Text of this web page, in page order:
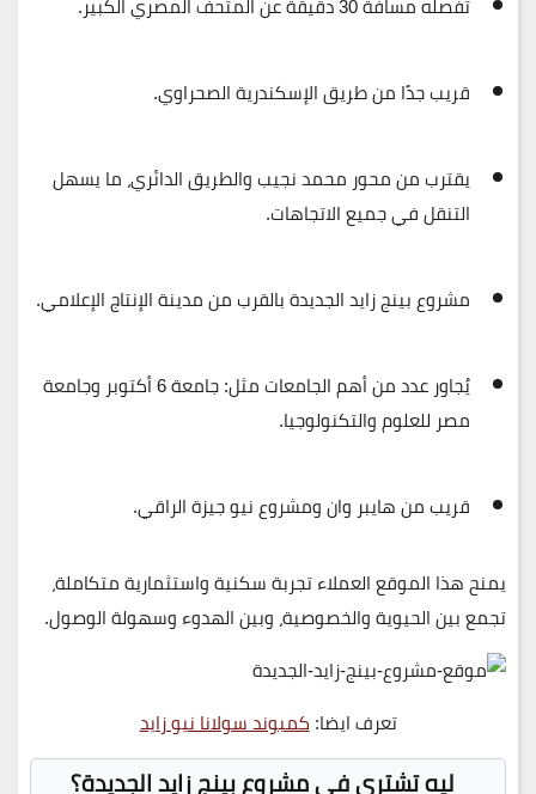
قريب جدًا منطريق الإسكندرية الصحراوي.
يقترب منمحور محمد نجيبوالطريق الدائري، ما يسهل
التنقل في جميع الاتجاهات.
مشروع بينج زايد الجديدة بالقرب منمدينة الإنتاج الإعلامي.
يُجاور عدد من أهم الجامعات مثل:جامعة 6 أكتوبر وجامعة
مصر للعلوم والتكنولوجيا.
قريب منهايبر وانومشروع نيو جيزةالراقي.
يمنح هذا الموقع العملاء تجربة سكنية واستثمارية متكاملة،
تجمع بين الحيوية والخصوصية، وبين الهدوء وسهولة الوصول.
تعرف ايضا:كمبوند سولانا نيو زايد
ليه تشتري في مشروع بينج زايد الجديدة؟